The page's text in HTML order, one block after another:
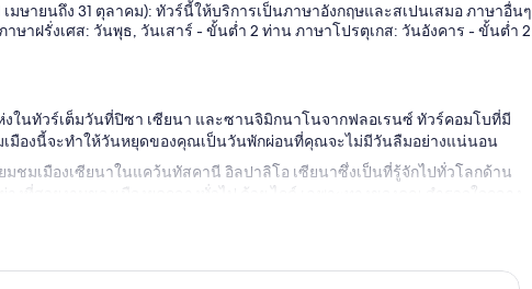
มษายนถึง 31 ตุลาคม): ทัวร์นี้ให้บริการเป็นภาษาอังกฤษและสเปนเสมอ ภาษาอื่นๆ
ษาฝรั่งเศส: วันพุธ, วันเสาร์ - ขั้นต่ำ 2 ท่าน ภาษาโปรตุเกส: วันอังคาร - ขั้นต่ำ 2
นทัวร์เต็มวันที่ปิซา เซียนา และซานจิมิกนาโนจากฟลอเรนซ์ ทัวร์คอมโบที่มี
เมืองนี้จะทำให้วันหยุดของคุณเป็นวันพักผ่อนที่คุณจะไม่มีวันลืมอย่างแน่นอน
ชมเมืองเซียนาในแคว้นทัสคานี อิลปาลิโอ เซียนาซึ่งเป็นที่รู้จักไปทั่วโลกด้าน
างที่สวยงามของเมืองยุคกลางทั่วไป ด้วย ไกด์ เฉพาะทางของคุณ สำรวจใจกลาง
น